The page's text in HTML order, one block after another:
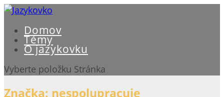
Domov
Témy
O jazykovku
Vyberte položku Stránka
Značka: nespolupracuje